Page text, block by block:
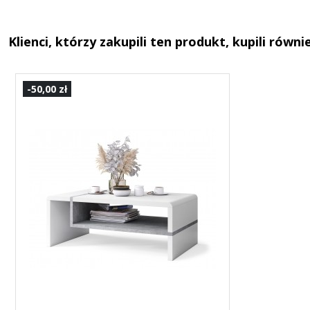
Klienci, którzy zakupili ten produkt, kupili
-50,00 zł